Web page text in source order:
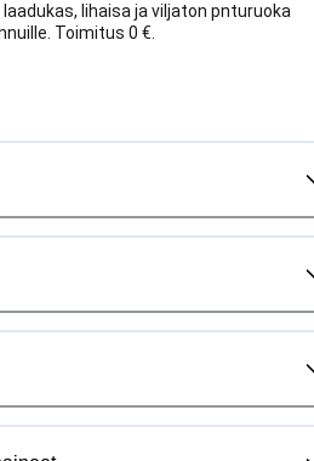
lihaisa ja viljaton pnturuoka
Toimitus 0 €.